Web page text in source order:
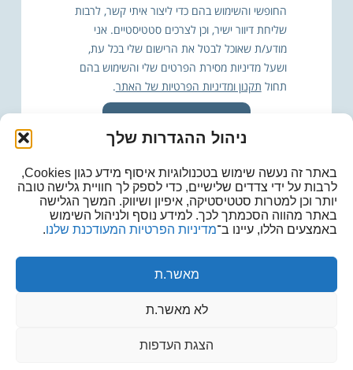
ניהול ההגדרות שלך
באתר זה נעשה שימוש בטכנולוגיות איסוף מידע כגון Cookies,
לרבות על ידי צדדים שלישיים, כדי לספק לך חוויית גלישה טובה
יותר וכן למטרות סטטיסטיקה, איפיון ושיווק. המשך הגלישה
באתר מהווה הסכמתך לכך. למידע נוסף ולניהול השימוש
באמצעים הללו, עיינו ב־מדיניות הפרטיות המעודכנת שלנו.
מאשר.ת
לא מאשר.ת
הצגת העדפות
החופשי והשימוש בהם כדי ליצור איתי קשר, לרבות
שליחת דיוור ישיר, וכן לצרכים סטטיסטיים. אני
מודע/ת שאוכל לבטל את הרישום שלי בכל עת,
ושעל מדיניות מסירת הפרטים שלי והשימוש בהם
תחול תקנון ומדיניות הפרטיות של האתר.
גיל תחזור אליי
דפנה דלמדה - עיצוב ובניית
אתרי וורדפרס מקצועיים